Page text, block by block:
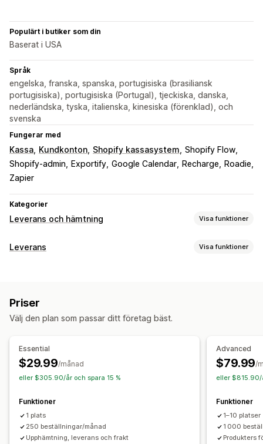
Populärt i butiker som din
Baserat i USA
Språk
engelska, franska, spanska, portugisiska (brasiliansk
portugisiska), portugisiska (Portugal), tjeckiska, danska,
nederländska, tyska, italienska, kinesiska (förenklad), och
svenska
Fungerar med
Kassa Kundkonton Shopify kassasystem Shopify Flow
Shopify-admin
Exportify Google Calendar Recharge
Roadie
Zapier
Kategorier
Leverans och hämtning Visa funktioner
Leveransalternativ
Hämtningsalternativ
Datumväljare
Tidpunkter
Spårning i realtid
SMS-aviseringar E-postaviseringar
Beräknade leveransdagar
Optimering av transportväg
Leverans Visa funktioner
Flera språk
Leveransanalys
Priser
Välj den plan som passar ditt företag bäst.
Essential
$29.99/månad
eller $305.90/år och spara 15 %
Funktioner
1 plats
250 beställningar/månad
Upphämtning, leverans och frakt
Advanced
$79.99/
eller $815.90/
Funktioner
1–10 platser
1 000
Produkters